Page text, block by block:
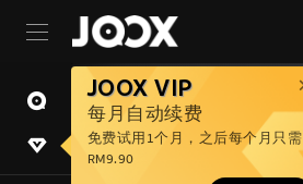
JOOX VIP
每月自动续费
免费试用1个月，之后每个月只需
RM9.90